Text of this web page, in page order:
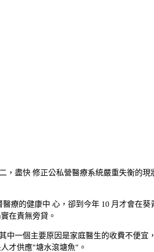
盡快 修正公私營醫療系統嚴重失衡的現
療的健康中 心，卻到今年 10 月才會在葵
在責無旁貸。
一個主要原因是家庭醫生的收費不便宜
才供應"塘水滾塘魚"。